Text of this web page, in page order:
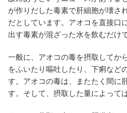
が作りだした毒素で肝細胞が壊さ
だとしています。アオコを直接口
出す毒素が混ざった水を飲むだけ
一般に、アオコの毒を摂取してか
をふいたり嘔吐したり、下痢など
す。アオコの毒は、またたく間に
す。そして、摂取した量によって